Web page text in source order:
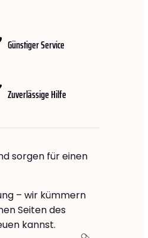
Günstiger Service
Zuverlässige Hilfe
sorgen für einen
– wir kümmern
Seiten des
kannst.